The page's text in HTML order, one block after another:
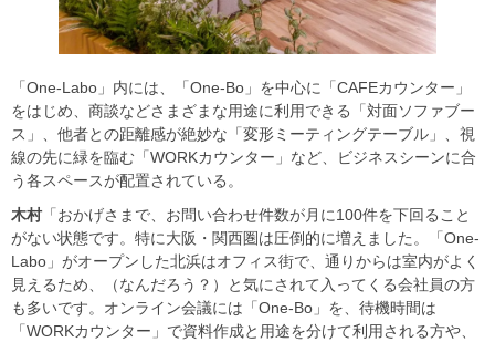
「One-Labo」内には、「One-Bo」を中心に「CAFEカウンター」
をはじめ、商談などさまざまな用途に利用できる「対面ソファブー
ス」、他者との距離感が絶妙な「変形ミーティングテーブル」、視
線の先に緑を臨む「WORKカウンター」など、ビジネスシーンに合
う各スペースが配置されている。
木村「おかげさまで、お問い合わせ件数が月に100件を下回ること
がない状態です。特に大阪・関西圏は圧倒的に増えました。「One-
Labo」がオープンした北浜はオフィス街で、通りからは室内がよく
見えるため、（なんだろう？）と気にされて入ってくる会社員の方
も多いです。オンライン会議には「One-Bo」を、待機時間は
「WORKカウンター」で資料作成と用途を分けて利用される方や、